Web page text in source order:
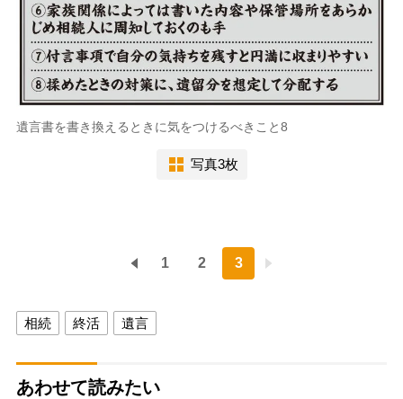
遺言書を書き換えるときに気をつけるべきこと8
写真3枚
1 2 3
相続 終活 遺言
あわせて読みたい